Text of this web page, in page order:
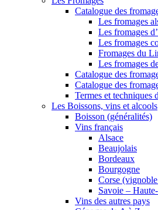
Catalogue des
Les fromages
Les fromages
Les fromages
Fromages du
Les fromages
Catalogue des
Catalogue des
Termes et techniques
Les Boissons, vins et alcools
Boisson (généralités)
Vins français
Alsace
Beaujolais
Bordeaux
Bourgogne
Corse
Savoie –
Vins des autres pays